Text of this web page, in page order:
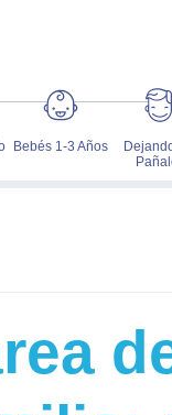
Bebés 1-3 Años